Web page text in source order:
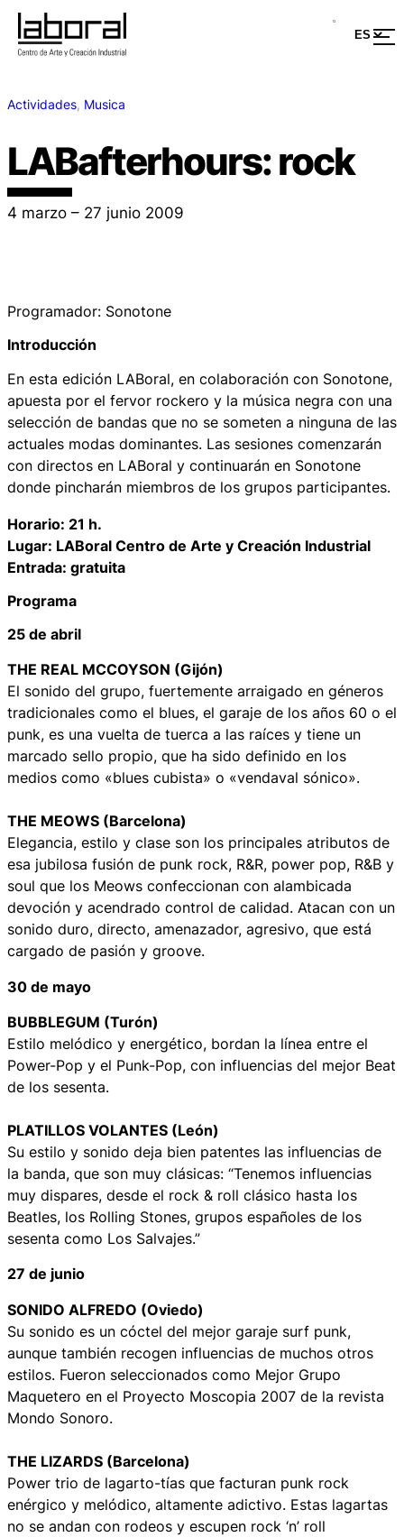
Actividades, Musica
LABafterhours: rock
4 marzo – 27 junio 2009
Programador: Sonotone
Introducción
En esta edición LABoral, en colaboración con Sonotone,
apuesta por el fervor rockero y la música negra con una
selección de bandas que no se someten a ninguna de las
actuales modas dominantes. Las sesiones comenzarán
con directos en LABoral y continuarán en Sonotone
donde pincharán miembros de los grupos participantes.
Horario: 21 h.
Lugar: LABoral Centro de Arte y Creación Industrial
Entrada: gratuita
Programa
25 de abril
THE REAL MCCOYSON (Gijón)
El sonido del grupo, fuertemente arraigado en géneros
tradicionales como el blues, el garaje de los años 60 o el
punk, es una vuelta de tuerca a las raíces y tiene un
marcado sello propio, que ha sido definido en los
medios como «blues cubista» o «vendaval sónico».
THE MEOWS (Barcelona)
Elegancia, estilo y clase son los principales atributos de
esa jubilosa fusión de punk rock, R&R, power pop, R&B y
soul que los Meows confeccionan con alambicada
devoción y acendrado control de calidad. Atacan con un
sonido duro, directo, amenazador, agresivo, que está
cargado de pasión y groove.
30 de mayo
BUBBLEGUM (Turón)
Estilo melódico y energético, bordan la línea entre el
Power-Pop y el Punk-Pop, con influencias del mejor Beat
de los sesenta.
PLATILLOS VOLANTES (León)
Su estilo y sonido deja bien patentes las influencias de
la banda, que son muy clásicas: “Tenemos influencias
muy dispares, desde el rock & roll clásico hasta los
Beatles, los Rolling Stones, grupos españoles de los
sesenta como Los Salvajes.”
27 de junio
SONIDO ALFREDO (Oviedo)
Su sonido es un cóctel del mejor garaje surf punk,
aunque también recogen influencias de muchos otros
estilos. Fueron seleccionados como Mejor Grupo
Maquetero en el Proyecto Moscopia 2007 de la revista
Mondo Sonoro.
THE LIZARDS (Barcelona)
Power trio de lagarto-tías que facturan punk rock
enérgico y melódico, altamente adictivo. Estas lagartas
no se andan con rodeos y escupen rock ‘n’ roll